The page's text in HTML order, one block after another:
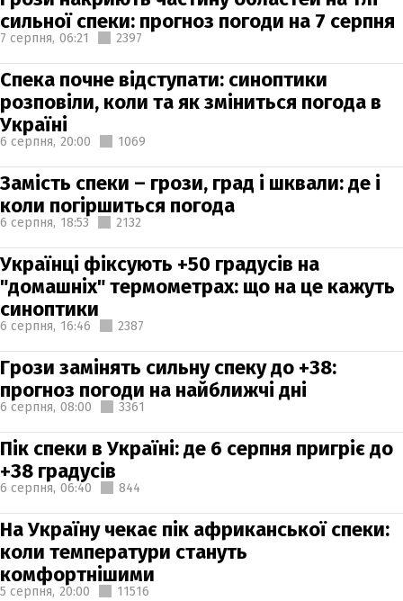
сильної спеки: прогноз погоди на 7 серпня
7 серпня, 06:21 2397
Спека почне відступати: синоптики
розповіли, коли та як зміниться погода в
Україні
6 серпня, 20:00 1069
Замість спеки – грози, град і шквали: де і
коли погіршиться погода
6 серпня, 18:53 2132
Українці фіксують +50 градусів на
"домашніх" термометрах: що на це кажуть
синоптики
6 серпня, 16:46 2387
Грози замінять сильну спеку до +38:
прогноз погоди на найближчі дні
6 серпня, 08:00 3361
Пік спеки в Україні: де 6 серпня пригріє до
+38 градусів
6 серпня, 06:40 844
На Україну чекає пік африканської спеки:
коли температури стануть
комфортнішими
5 серпня, 20:00 11516